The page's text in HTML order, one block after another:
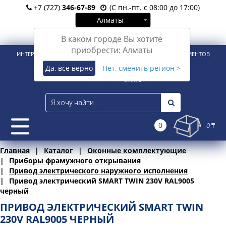
+7 (727) 346-67-89
(С пн.-пт. с 08:00 до 17:00)
Алматы
В каком городе Вы хотите
приобрести: Алматы
Да, все верно Нет, сменить регион >
Вход Регистрация
ИНТЕРНЕТ-МАГАЗИН ДЛЯ РОЗНИЧНЫХ И КОРПОРАТИВНЫХ КЛИЕНТОВ
0 0 ₸
Главная Каталог
Оконные комплектующие
Приборы фрамужного открывания
Привод электрического наружного исполнения
Привод электрический SMART TWIN 230V RAL9005
черный
ПРИВОД ЭЛЕКТРИЧЕСКИЙ SMART TWIN
230V RAL9005 ЧЕРНЫЙ